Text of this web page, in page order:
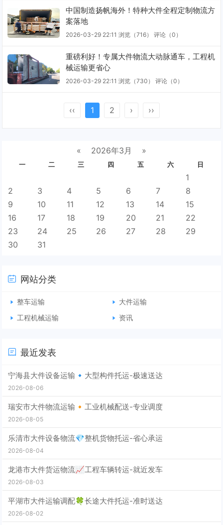
中国制造扬帆海外！特种大件全程定制物流方
案落地
2026-03-29 22:11 浏览（716） 评论（0 ）
重磅利好！专属大件物流大动脉通车，工程机
械运输更省心
2026-03-29 22:11 浏览（730） 评论（0 ）
‹‹ 1 2 › ››
« 2026年3月 »
一 二 三 四 五 六 日
1
2
3 4 5 6 7
8
9
10 11 12 13 14
15
16
17 18 19 20 21
22
23
24 25 26 27 28
29
30
31
网站分类
整车运输
大件运输
工程机械运输
资讯
最近发表
宁海县大件设备运输🔹大型构件托运-极速送达
2026-08-06
瑞安市大件物流运输🔸工业机械配送-专业调度
2026-08-05
乐清市大件设备物流💎整机货物托运-省心承运
2026-08-04
龙港市大件货运物流📈工程车辆转运-就近发车
2026-08-03
平湖市大件运输调配🍀长途大件托运-准时送达
2026-08-02